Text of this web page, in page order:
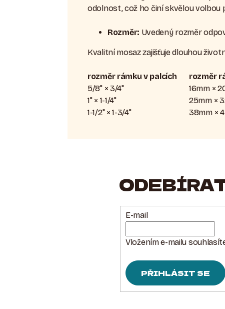
odolnost, což ho činí skvělou volbou
Rozměr: Uvedený rozměr
Kvalitní mosaz zajišťuje dlouhou
rozměr rámku v palcích rozměr
5/8" × 3/4"
16mm ×
1" × 1-1/4"
25mm ×
1-1/2" × 1-3/4"
38mm ×
E-mail
Vložením e-mailu
PŘIHLÁSIT SE